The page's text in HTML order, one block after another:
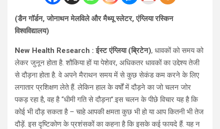
(डैन गॉर्डन, जोनाथन मेलविले और मैथ्यू स्लेटर, एंग्लिया रस्किन
विश्वविद्यालय)
New Health Research : ईस्ट एंग्लिया (ब्रिटेन), धावकों को समय को
लेकर जुनून होता है. शौकिया हों या पेशेवर, अधिकतर धावकों का उद्देश्य तेजी
से दौड़ना होता है. वे अपने मैराथन समय में से कुछ सेकंड कम करने के लिए
लगातार प्रशिक्षण लेते हैं. लेकिन हाल के वर्षों में दौड़ने का जो चलन जोर
पकड़ रहा है, वह है ‘‘धीमी गति से दौड़ना’’.इस चलन के पीछे विचार यह है कि
कोई भी दौड़ सकता है – चाहे आपकी क्षमता कुछ भी हो या आप कितनी भी तेज
दौड़ें. इस दृष्टिकोण के प्रशंसकों का कहना है कि इसके कई फायदे हैं. यह न